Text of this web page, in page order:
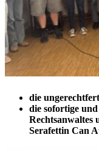
die
die sofortige
Rechtsanwaltes
Serafettin Can